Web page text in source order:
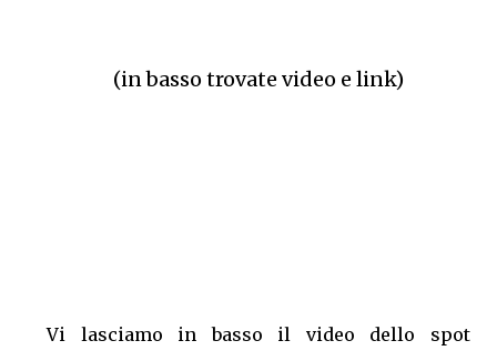
(in basso trovate video e link)
Vi lasciamo in basso il video dello spot